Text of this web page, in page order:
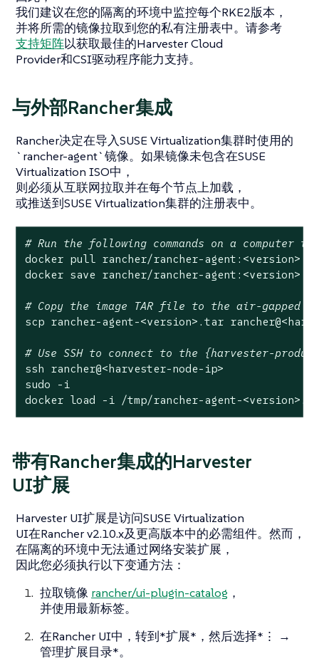
我们建议在您的隔离的环境中监控每个RKE2版本，
并将所需的镜像拉取到您的私有注册表中。请参考
支持矩阵以获取最佳的Harvester Cloud
Provider和CSI驱动程序能力支持。
与外部Rancher集成
Rancher决定在导入SUSE Virtualization集群时使用的
`rancher-agent`镜像。如果镜像未包含在SUSE
Virtualization ISO中，
则必须从互联网拉取并在每个节点上加载，
或推送到SUSE Virtualization集群的注册表中。
# Run the following commands on a
docker pull rancher/rancher-agent:<version>
docker save rancher/rancher-agent:<version>
# Copy the image TAR file to the air-gapped
scp rancher-agent-<version>.tar
# Use SSH to connect to the {harvester-
ssh rancher@<harvester-node-ip>
sudo -i
docker load -i /tmp/rancher-agent-
带有Rancher集成的Harvester
UI扩展
Harvester UI扩展是访问SUSE Virtualization
UI在Rancher v2.10.x及更高版本中的必需组件。然而，
在隔离的环境中无法通过网络安装扩展，
因此您必须执行以下变通方法：
拉取镜像 rancher/ui-plugin-catalog ，
并使用最新标签。
在Rancher UI中，转到*扩展*，然后选择*⋮ →
管理扩展目录*。